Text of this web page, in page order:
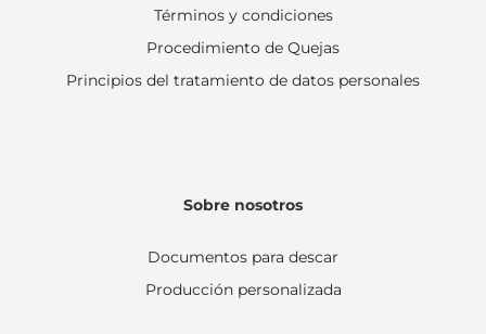
Términos y condiciones
Procedimiento de Quejas
Principios del tratamiento de datos personales
Sobre nosotros
Documentos para descar
Producción personalizada